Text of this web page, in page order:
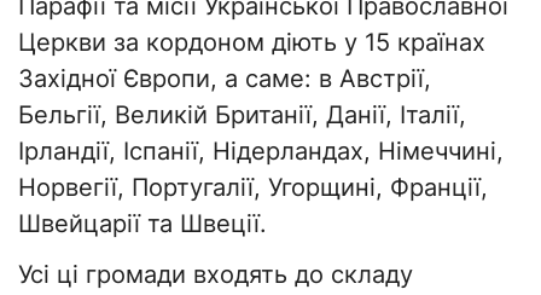
Парафії та місії Української Православної
Церкви за кордоном діють у 15 країнах
Західної Європи, а саме: в Австрії,
Бельгії, Великій Британії, Данії, Італії,
Ірландії, Іспанії, Нідерландах, Німеччині,
Норвегії, Португалії, Угорщині, Франції,
Швейцарії та Швеції.
Усі ці громади входять до складу